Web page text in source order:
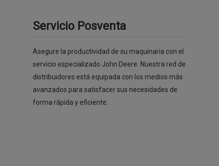
Servicio Posventa
Asegure la productividad de su maquinaria con el
servicio especializado John Deere. Nuestra red de
distribuidores está equipada con los medios más
avanzados para satisfacer sus necesidades de
forma rápida y eficiente.